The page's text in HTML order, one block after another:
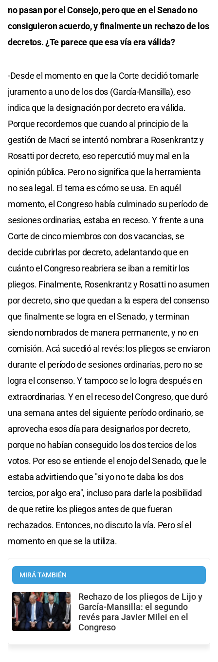
no pasan por el Consejo, pero que en el Senado no
consiguieron acuerdo, y finalmente un rechazo de los
decretos. ¿Te parece que esa vía era válida?
-Desde el momento en que la Corte decidió tomarle
juramento a uno de los dos (García-Mansilla), eso
indica que la designación por decreto era válida.
Porque recordemos que cuando al principio de la
gestión de Macri se intentó nombrar a Rosenkrantz y
Rosatti por decreto, eso repercutió muy mal en la
opinión pública. Pero no significa que la herramienta
no sea legal. El tema es cómo se usa. En aquél
momento, el Congreso había culminado su período de
sesiones ordinarias, estaba en receso. Y frente a una
Corte de cinco miembros con dos vacancias, se
decide cubrirlas por decreto, adelantando que en
cuánto el Congreso reabriera se iban a remitir los
pliegos. Finalmente, Rosenkrantz y Rosatti no asumen
por decreto, sino que quedan a la espera del consenso
que finalmente se logra en el Senado, y terminan
siendo nombrados de manera permanente, y no en
comisión. Acá sucedió al revés: los pliegos se enviaron
durante el período de sesiones ordinarias, pero no se
logra el consenso. Y tampoco se lo logra después en
extraordinarias. Y en el receso del Congreso, que duró
una semana antes del siguiente período ordinario, se
aprovecha esos día para designarlos por decreto,
porque no habían conseguido los dos tercios de los
votos. Por eso se entiende el enojo del Senado, que le
estaba advirtiendo que "si yo no te daba los dos
tercios, por algo era", incluso para darle la posibilidad
de que retire los pliegos antes de que fueran
rechazados. Entonces, no discuto la vía. Pero sí el
momento en que se la utiliza.
MIRÁ TAMBIÉN
Rechazo de los pliegos de Lijo y
García-Mansilla: el segundo
revés para Javier Milei en el
Congreso